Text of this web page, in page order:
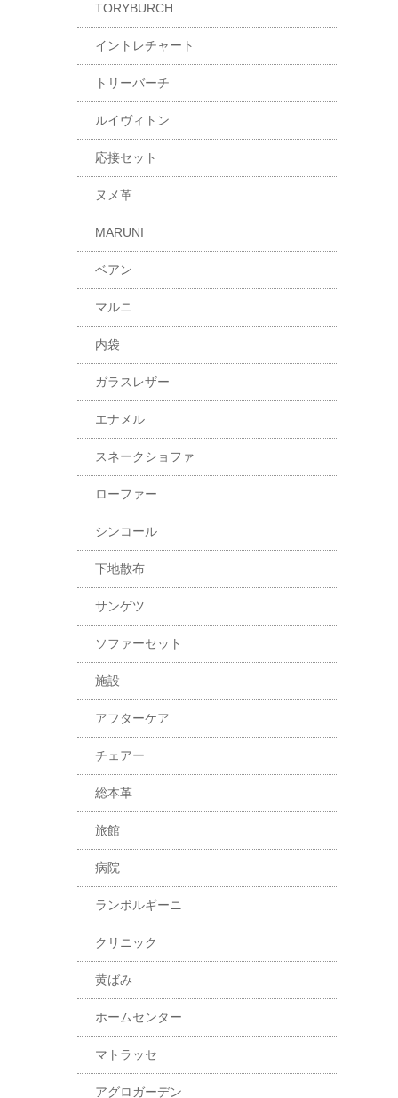
TORYBURCH
イントレチャート
トリーバーチ
ルイヴィトン
応接セット
ヌメ革
MARUNI
ベアン
マルニ
内袋
ガラスレザー
エナメル
スネークショファ
ローファー
シンコール
下地散布
サンゲツ
ソファーセット
施設
アフターケア
チェアー
総本革
旅館
病院
ランボルギーニ
クリニック
黄ばみ
ホームセンター
マトラッセ
アグロガーデン